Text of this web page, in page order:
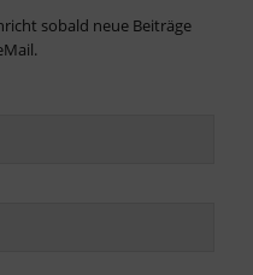
sobald neue Beiträge